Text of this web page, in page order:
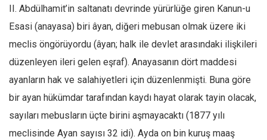
Facebook
Instagram
YouTube
Editörden
Yazarlar
Mahmut Toptaş
II. Abdülhamit’in saltanatı devrinde yürürlüğe giren Kanun-u
Esasi (anayasa) biri âyan, diğeri mebusan olmak üzere iki
meclis öngörüyordu (âyan; halk ile devlet arasındaki ilişkileri
düzenleyen ileri gelen eşraf). Anayasanın dört maddesi
ayanların hak ve salahiyetleri için düzenlenmişti. Buna göre
bir ayan hükümdar tarafından kaydı hayat olarak tayin olacak,
sayıları mebusların üçte birini aşmayacaktı (1877 yılı
meclisinde Ayan sayısı 32 idi). Ayda on bin kuruş maaş